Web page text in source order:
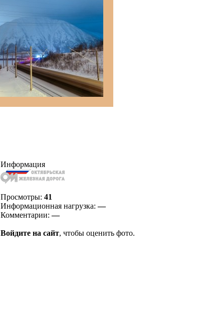
Информация
Просмотры: 41
Информационная нагрузка:—
Комментарии:—
Войдите на сайт, чтобы оценить фото.